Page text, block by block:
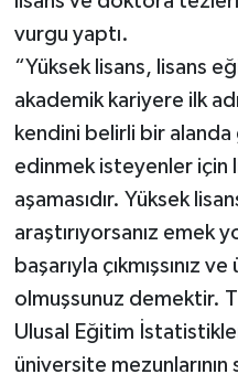
vurgu yaptı.
“Yüksek lisans, lisans
akademik kariyere ilk
kendini belirli bir
edinmek isteyenler için
aşamasıdır. Yüksek
araştırıyorsanız emek
başarıyla çıkmışsınız
olmuşsunuz demektir.
Ulusal Eğitim
üniversite mezunlarının